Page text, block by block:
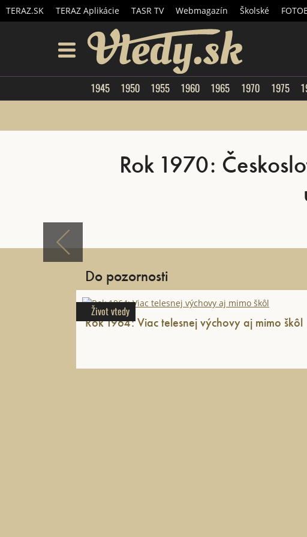
TERAZ.SK TERAZ Aplikácie TASR TV Webmagazín Školské
1945 1950 1955 1960 1965 1970 1975
Rok 1970:
Do pozornosti
Život vtedy
Rok 1964: Viac telesnej výchovy aj mimo škôl